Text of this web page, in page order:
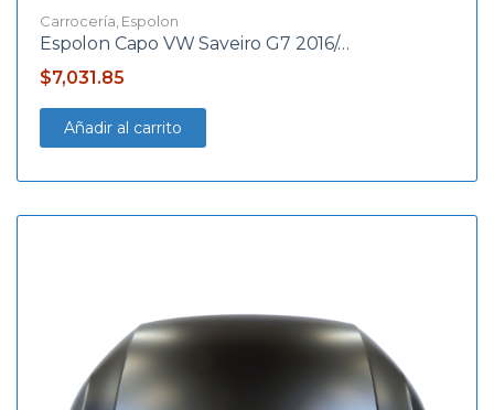
Carrocería Espolon
Espolon Capo VW Saveiro G7 2016/…
$7,031.85
Añadir al carrito